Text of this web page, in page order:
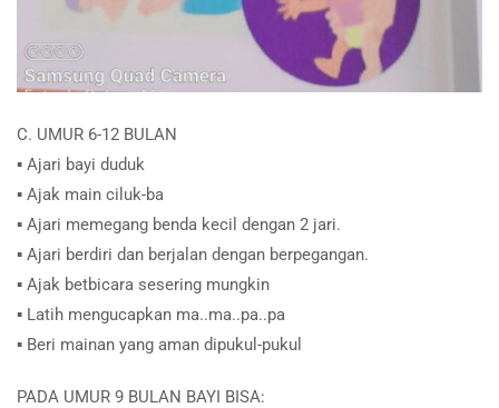
C. UMUR 6-12 BULAN
▪︎ Ajari bayi duduk
▪︎ Ajak main ciluk-ba
▪︎ Ajari memegang benda kecil dengan 2 jari.
▪︎ Ajari berdiri dan berjalan dengan berpegangan.
▪︎ Ajak betbicara sesering mungkin
▪︎ Latih mengucapkan ma..ma..pa..pa
▪︎ Beri mainan yang aman dipukul-pukul
PADA UMUR 9 BULAN BAYI BISA: